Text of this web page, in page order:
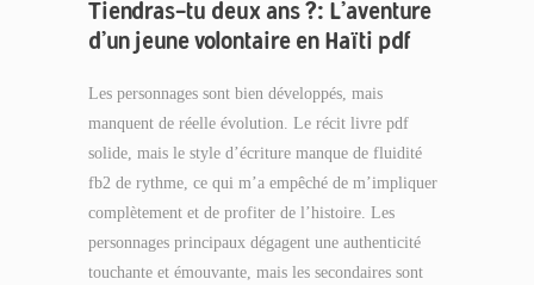
Tiendras-tu deux ans ?: L’aventure
d’un jeune volontaire en Haïti pdf
Les personnages sont bien développés, mais
manquent de réelle évolution. Le récit livre pdf
solide, mais le style d’écriture manque de fluidité
fb2 de rythme, ce qui m’a empêché de m’impliquer
complètement et de profiter de l’histoire. Les
personnages principaux dégagent une authenticité
touchante et émouvante, mais les secondaires sont